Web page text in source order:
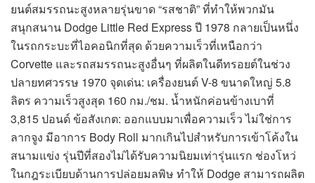
ยนต์สมรรถนะสูงหลายรุ่นขาด “รสชาติ” ที่ทำให้พวกมัน
สนุกสนาน Dodge Little Red Express ปี 1978 กลายเป็นหนึ่ง
ในรถกระบะที่ไอคอนิกที่สุด ด้วยความเร็วที่เหนือกว่า
Corvette และรถสมรรถนะสูงอื่นๆ ที่ผลิตในดีทรอยต์ในช่วง
ปลายทศวรรษ 1970 จุดเด่น: เครื่องยนต์ V-8 ขนาดใหญ่ 5.8
ลิตร ความเร็วสูงสุด 160 กม./ชม. น้ำหนักค่อนข้างเบาที่
3,815 ปอนด์ ข้อสังเกต: ออกแบบมาเพื่อความเร็ว ไม่ใช่การ
ลากจูง มีอาการ Body Roll มากเกินไปสำหรับการเข้าโค้งใน
สนามแข่ง รุ่นปีที่สองไม่ได้รับความนิยมเท่ารุ่นแรก ช่องโหว่
ในกฎระเบียบด้านการปล่อยมลพิษ ทำให้ Dodge สามารถผลิต